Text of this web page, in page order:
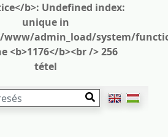
b>: Undefined index:
unique in
www/admin_load/system/
<b>1176</b><br /> 256
tétel